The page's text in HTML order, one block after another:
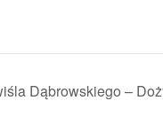
Dąbrowskiego –